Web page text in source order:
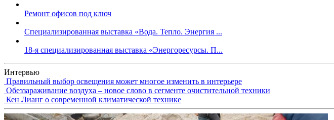
Ремонт офисов под ключ
Специализированная выставка «Вода. Тепло. Энергия ...
18-я специализированная выставка «Энергоресурсы. П...
Интервью
Правильный выбор освещения может многое изменить в интерьере
Обеззараживание воздуха – новое слово в сегменте очистительной техники
Кен Лианг о современной климатической технике